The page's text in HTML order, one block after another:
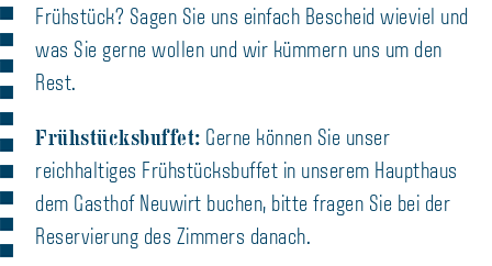
Frühstück? Sagen Sie uns einfach Bescheid wieviel und
was Sie gerne wollen und wir kümmern uns um den
Rest.
Frühstücksbuffet: Gerne können Sie unser
reichhaltiges Frühstücksbuffet in unserem Haupthaus
dem Gasthof Neuwirt buchen, bitte fragen Sie bei der
Reservierung des Zimmers danach.